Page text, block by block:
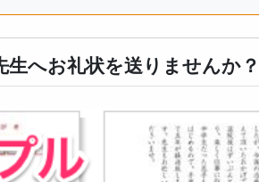
生へお礼状を送りませんか？